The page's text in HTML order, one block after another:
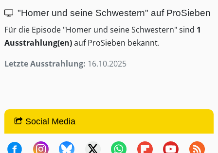
"Homer und seine Schwestern" auf ProSieben
Für die Episode "Homer und seine Schwestern" sind 1
Ausstrahlung(en)auf ProSieben bekannt.
Letzte Ausstrahlung: 16.10.2025
Social Media